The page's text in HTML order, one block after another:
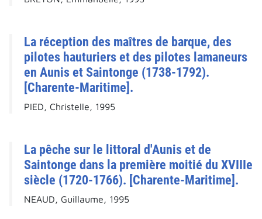
La réception des maîtres de barque, des
pilotes hauturiers et des pilotes lamaneurs
en Aunis et Saintonge (1738-1792).
[Charente-Maritime].
PIED, Christelle, 1995
La pêche sur le littoral d'Aunis et de
Saintonge dans la première moitié du XVIIIe
siècle (1720-1766). [Charente-Maritime].
NEAUD, Guillaume, 1995